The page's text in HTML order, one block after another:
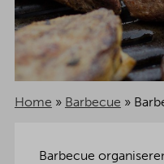
Home » Barbecue »
Barbecue